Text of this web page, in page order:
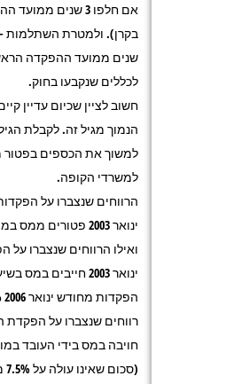
אם חלפו 3 שנים
שנים ממועד ההפקדה
לכללים שנקבעו בחוק.
חשוב לציין שכיום עדיין
הנמוך מגיל זה. לקבלת
למשוך את הכספים בפטור
למשרדי הקופה.
הרווחים שנצברו על
ינואר 2003 פטורים
ואילו הרווחים שנצברו
רווחים שנצברו על
חויבה במס בידי העובד